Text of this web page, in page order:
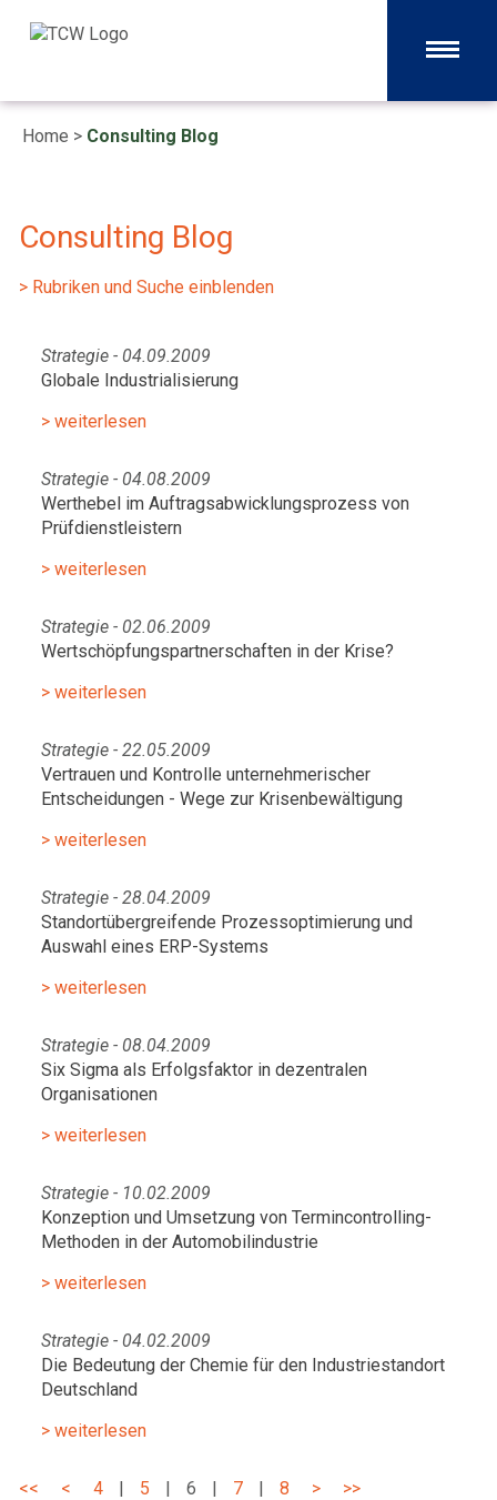
Home > Consulting Blog
Consulting Blog
> Rubriken und Suche einblenden
Strategie - 04.09.2009
Globale Industrialisierung
> weiterlesen
Strategie - 04.08.2009
Werthebel im Auftragsabwicklungsprozess von
Prüfdienstleistern
> weiterlesen
Strategie - 02.06.2009
Wertschöpfungspartnerschaften in der Krise?
> weiterlesen
Strategie - 22.05.2009
Vertrauen und Kontrolle unternehmerischer
Entscheidungen - Wege zur Krisenbewältigung
> weiterlesen
Strategie - 28.04.2009
Standortübergreifende Prozessoptimierung und
Auswahl eines ERP-Systems
> weiterlesen
Strategie - 08.04.2009
Six Sigma als Erfolgsfaktor in dezentralen
Organisationen
> weiterlesen
Strategie - 10.02.2009
Konzeption und Umsetzung von Termincontrolling-
Methoden in der Automobilindustrie
> weiterlesen
Strategie - 04.02.2009
Die Bedeutung der Chemie für den Industriestandort
Deutschland
> weiterlesen
<< < 4 | 5 | 6 | 7 | 8 > >>